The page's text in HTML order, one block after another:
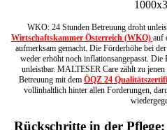
WKO: 24 Stunden Betreuung droht
Wirtschaftskammer Österreich (WKO) auf
aufmerksam gemacht. Die Förderhöhe bei
weder erhöht noch inflationsangepasst.
unleistbar. MALTESER Care zählt zu
Betreuung mit dem ÖQZ 24
vollinhaltlich hinter allen Forderungen,
Rückschritte in der